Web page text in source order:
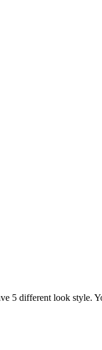
5 different look style.